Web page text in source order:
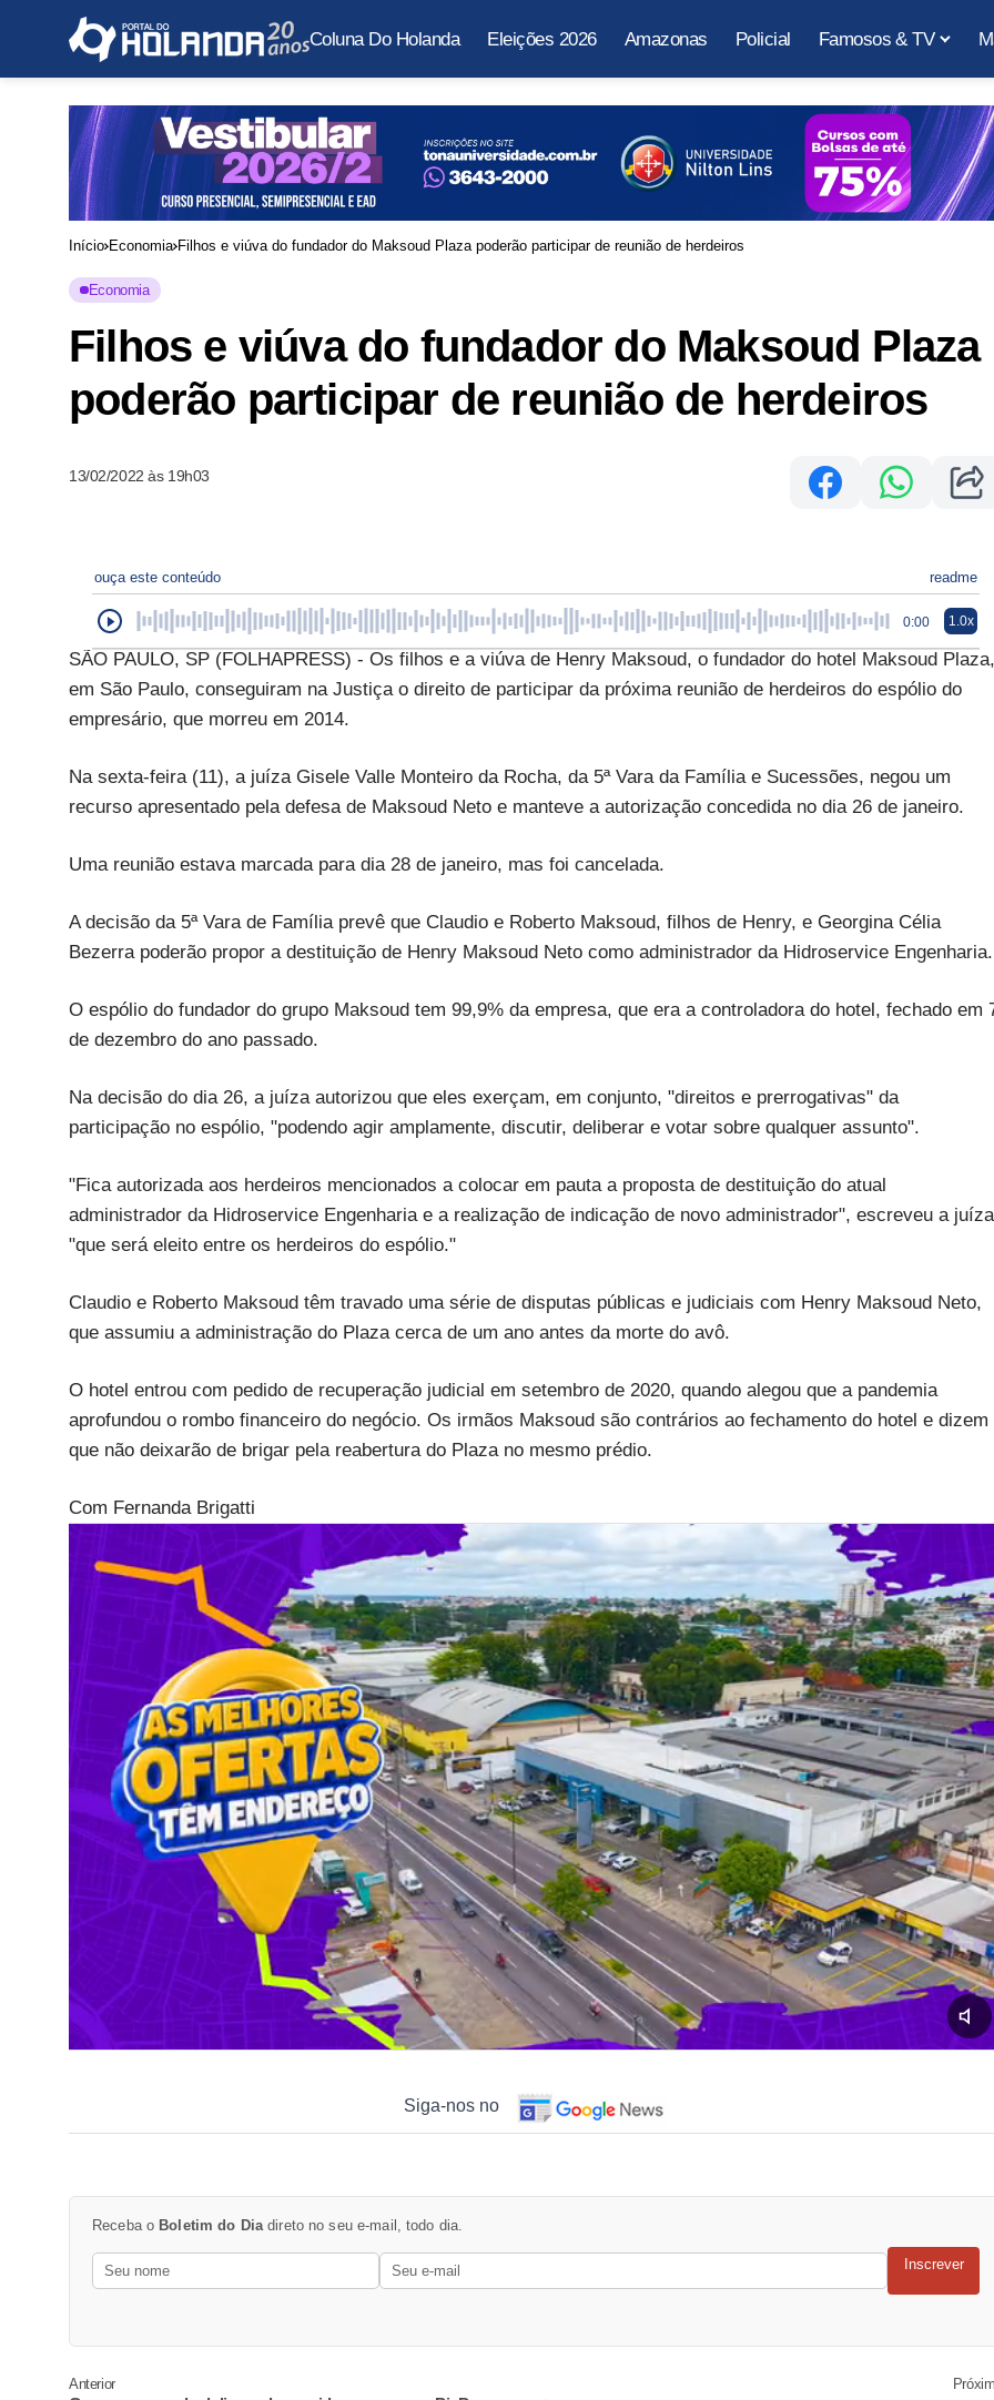
Coluna Do Holanda Eleições 2026 Amazonas Policial Famosos & TV
Início Economia Filhos e viúva do fundador do Maksoud Plaza poderão participar de reunião de herdeiros
Economia
Filhos e viúva do fundador do Maksoud Plaza
poderão participar de reunião de herdeiros
13/02/2022 às 19h03
ouça este conteúdo readme
0:00 1.0x
SÃO PAULO, SP (FOLHAPRESS) - Os filhos e a viúva de Henry Maksoud, o fundador do hotel Maksoud Plaza,
em São Paulo, conseguiram na Justiça o direito de participar da próxima reunião de herdeiros do espólio do
empresário, que morreu em 2014.
Na sexta-feira (11), a juíza Gisele Valle Monteiro da Rocha, da 5ª Vara da Família e Sucessões, negou um
recurso apresentado pela defesa de Maksoud Neto e manteve a autorização concedida no dia 26 de janeiro.
Uma reunião estava marcada para dia 28 de janeiro, mas foi cancelada.
A decisão da 5ª Vara de Família prevê que Claudio e Roberto Maksoud, filhos de Henry, e Georgina Célia
Bezerra poderão propor a destituição de Henry Maksoud Neto como administrador da Hidroservice Engenharia.
O espólio do fundador do grupo Maksoud tem 99,9% da empresa, que era a controladora do hotel, fechado em
de dezembro do ano passado.
Na decisão do dia 26, a juíza autorizou que eles exerçam, em conjunto, "direitos e prerrogativas" da
participação no espólio, "podendo agir amplamente, discutir, deliberar e votar sobre qualquer assunto".
"Fica autorizada aos herdeiros mencionados a colocar em pauta a proposta de destituição do atual
administrador da Hidroservice Engenharia e a realização de indicação de novo administrador", escreveu a
"que será eleito entre os herdeiros do espólio."
Claudio e Roberto Maksoud têm travado uma série de disputas públicas e judiciais com Henry Maksoud Neto,
que assumiu a administração do Plaza cerca de um ano antes da morte do avô.
O hotel entrou com pedido de recuperação judicial em setembro de 2020, quando alegou que a pandemia
aprofundou o rombo financeiro do negócio. Os irmãos Maksoud são contrários ao fechamento do hotel e dizem
que não deixarão de brigar pela reabertura do Plaza no mesmo prédio.
Com Fernanda Brigatti
Siga-nos no
Receba o Boletim do Diadireto no seu e-mail, todo dia.
Inscrever
Anterior